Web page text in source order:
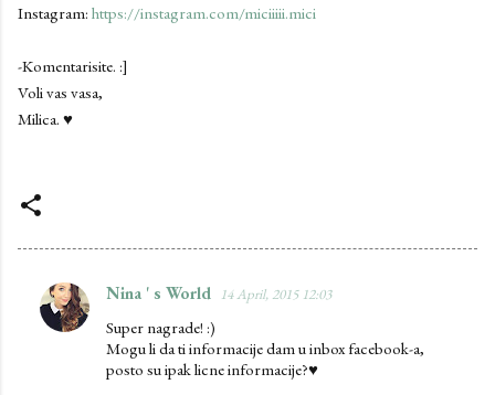
Instagram: https://instagram.com/miciiiii.mici
-Komentarisite. :]
Voli vas vasa,
Milica. ♥
C
o
Nina ' s World 14 April, 2015 12:03
Super nagrade! :)
Mogu li da ti informacije dam u inbox facebook-a,
posto su ipak licne informacije?♥